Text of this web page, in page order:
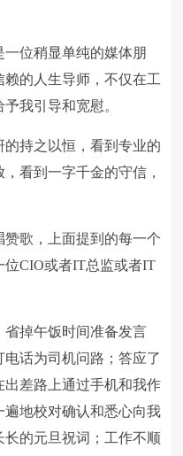
位稍显单纯的媒体朋
的人生导师，不仅在工
我引导和宽慰。
持之以恒，看到专业的
看到一字千金的守信，
歌，上面提到的每一个
位CIO或者IT总监或者IT
省掉午饭时间准备发言
话为司机问路；答应了
差路上通过手机和我作
地校对确认和悉心向我
的元旦祝词；工作不顺